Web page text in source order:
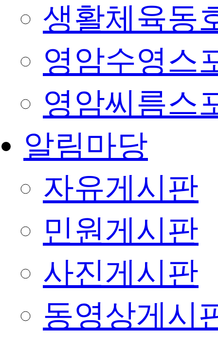
생활체육동
영암수영스
영암씨름스
알림마당
자유게시판
민원게시판
사진게시판
동영상게시